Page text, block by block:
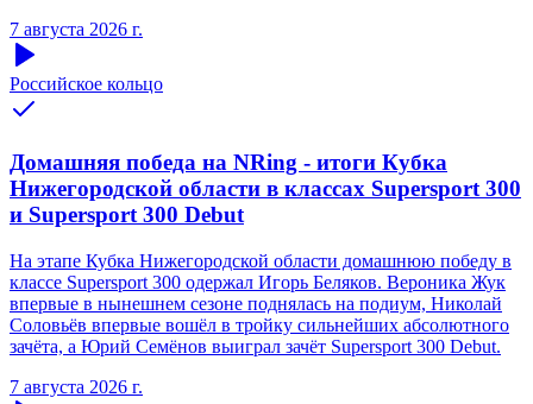
7 августа 2026 г.
Российское кольцо
Домашняя победа на NRing - итоги Кубка
Нижегородской области в классах Supersport 300
и Supersport 300 Debut
На этапе Кубка Нижегородской области домашнюю победу в
классе Supersport 300 одержал Игорь Беляков. Вероника Жук
впервые в нынешнем сезоне поднялась на подиум, Николай
Соловьёв впервые вошёл в тройку сильнейших абсолютного
зачёта, а Юрий Семёнов выиграл зачёт Supersport 300 Debut.
7 августа 2026 г.